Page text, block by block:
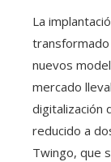
La
transformado
nuevos
mercado
digitalización
reducido a
Twingo, que